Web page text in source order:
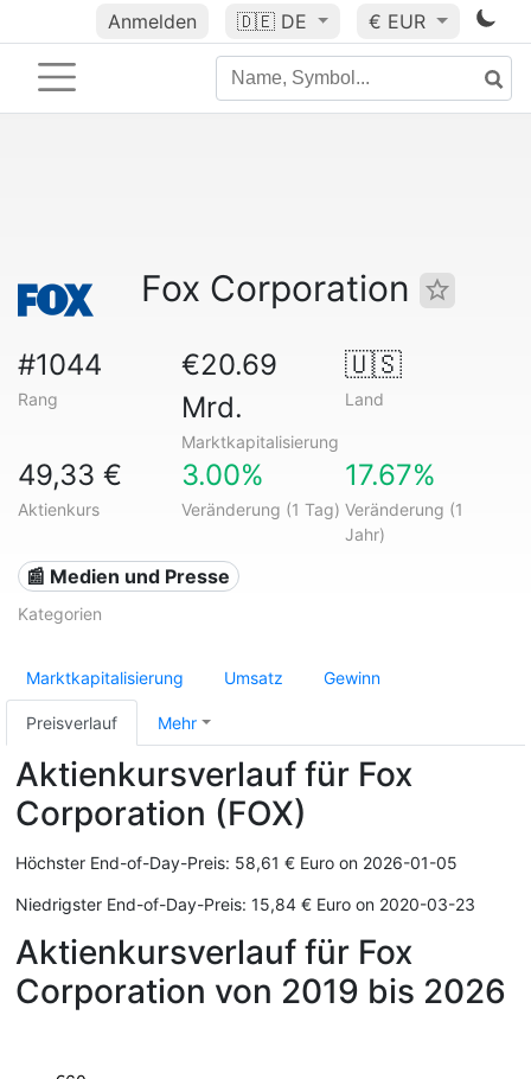
Anmelden 🇩🇪 DE € EUR
Fox Corporation
#1044
Rang
€20.69
Mrd.
Marktkapitalisierung
🇺🇸
Land
49,33 €
Aktienkurs
3.00%
Veränderung (1 Tag)
17.67%
Veränderung (1
Jahr)
📰 Medien und Presse
Kategorien
Marktkapitalisierung Umsatz Gewinn
Preisverlauf Mehr
Aktienkursverlauf für Fox
Corporation (FOX)
Höchster End-of-Day-Preis: 58,61 € Euro on 2026-01-05
Niedrigster End-of-Day-Preis: 15,84 € Euro on 2020-03-23
Aktienkursverlauf für Fox
Corporation von 2019 bis 2026